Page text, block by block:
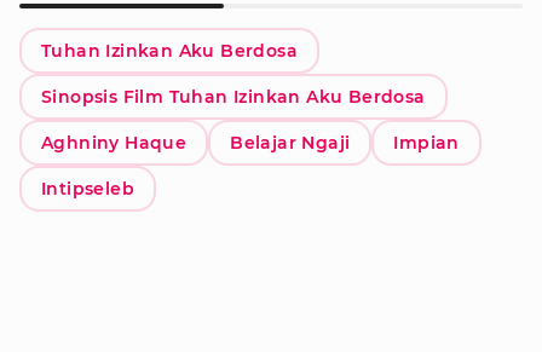
Tuhan Izinkan Aku Berdosa
Sinopsis Film Tuhan Izinkan Aku Berdosa
Aghniny Haque Belajar Ngaji Impian
Intipseleb